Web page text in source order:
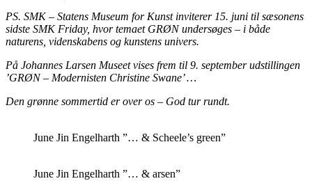
PS. SMK – Statens Museum for Kunst inviterer 15. juni til sæsonens
sidste SMK Friday, hvor temaet GRØN undersøges – i både
naturens, videnskabens og kunstens univers.
På Johannes Larsen Museet vises frem til 9. september udstillingen
’GRØN – Modernisten Christine Swane’ …
Den grønne sommertid er over os – God tur rundt.
June Jin Engelharth ”… & Scheele’s green”
June Jin Engelharth ”… & arsen”